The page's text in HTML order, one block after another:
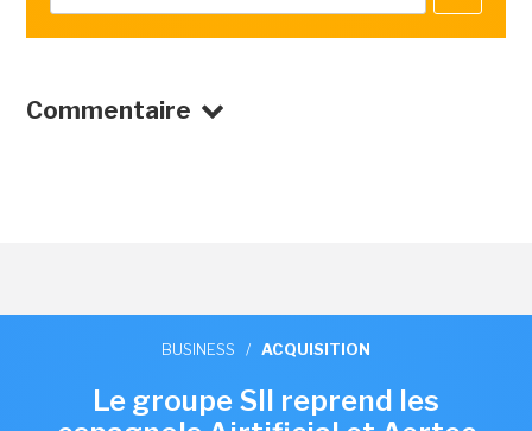
Commentaire
BUSINESS / ACQUISITION
Le groupe SII reprend les